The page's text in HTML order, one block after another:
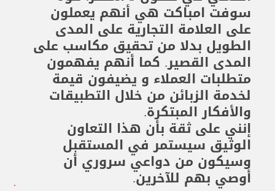
سوفت امباكت هي أنهم يعملون
على العلامة التجارية على المدى
الطويل بدلا من تحقيق مكاسب على
المدى القصير. كما أنهم يفهمون
متطلبات العملاء و يضيفون قيمة
لخدمة الزبائن من خلال التطبيقات
والأفكار المبتكرة.
إنني على ثقة بأن هذا التعاون
الوثيق سيستمر في المستقبل
وسيكون من دواعي سروري أن
أوصي بهم للآخرين.